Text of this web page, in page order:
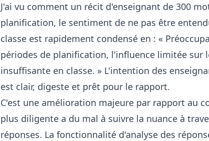
J'ai vu comment un récit d'enseignant de 300
planification, le sentiment de ne pas être
classe est rapidement condensé en : «
périodes de planification, l'influence limitée sur
insuffisante en classe. » L'intention des
est clair, digeste et prêt pour le rapport.
C'est une amélioration majeure par rapport au
plus diligente a du mal à suivre la nuance à
réponses. La fonctionnalité d'analyse des